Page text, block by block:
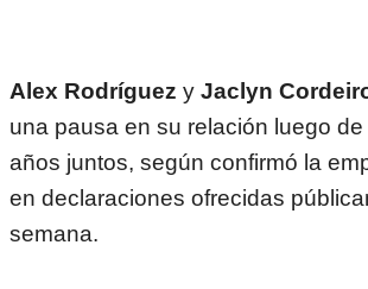
Alex Rodríguez y Jaclyn
una pausa en su relación luego
años juntos, según confirmó la
en declaraciones ofrecidas
semana.